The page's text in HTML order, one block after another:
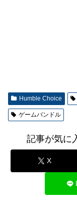
Humble Choice
ゲームバンドル
記事が気に
X